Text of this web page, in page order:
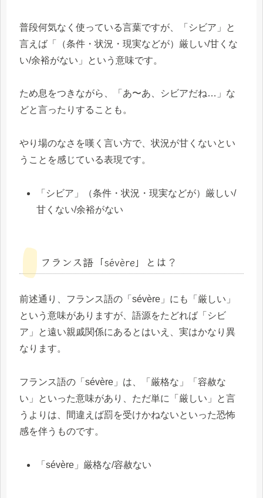
普段何気なく使っている言葉ですが、「シビア」と
言えば「（条件・状況・現実などが）厳しい/甘くな
い/余裕がない」という意味です。
ため息をつきながら、「あ〜あ、シビアだね…」な
どと言ったりすることも。
やり場のなさを嘆く言い方で、状況が甘くないとい
うことを感じている表現です。
「シビア」（条件・状況・現実などが）厳しい/
甘くない/余裕がない
フランス語「sévère」とは？
前述通り、フランス語の「sévère」にも「厳しい」
という意味がありますが、語源をたどれば「シビ
ア」と遠い親戚関係にあるとはいえ、実はかなり異
なります。
フランス語の「sévère」は、「厳格な」「容赦な
い」といった意味があり、ただ単に「厳しい」と言
うよりは、間違えば罰を受けかねないといった恐怖
感を伴うものです。
「sévère」厳格な/容赦ない